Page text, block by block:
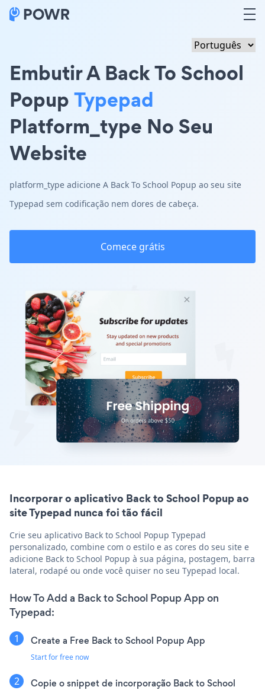
Embutir A Back To School
PopupTypepad
Platform_type No Seu
Website
platform_type adicione A Back To School Popup ao seu site
Typepad sem codificação nem dores de cabeça.
Comece grátis
Incorporar o aplicativo Back to School Popup ao
site Typepad nunca foi tão fácil
Crie seu aplicativo Back to School Popup Typepad
personalizado, combine com o estilo e as cores do seu site e
adicione Back to School Popup à sua página, postagem, barra
lateral, rodapé ou onde você quiser no seu Typepad local.
How To Add a Back to School Popup App on
Typepad:
Create a Free Back to School Popup App
Start for free now
Copie o snippet de incorporação Back to School